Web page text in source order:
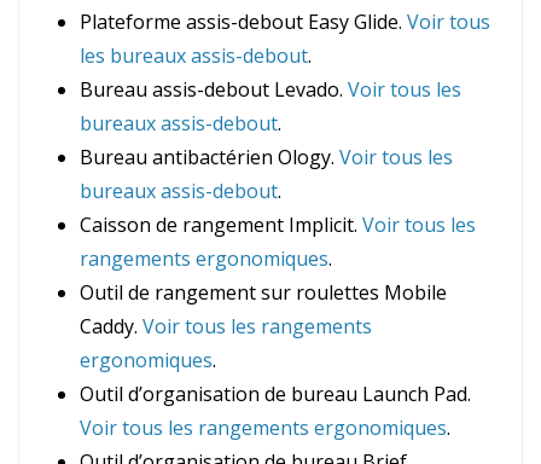
Plateforme assis-debout Easy Glide. Voir tous
les bureaux assis-debout.
Bureau assis-debout Levado. Voir tous les
bureaux assis-debout.
Bureau antibactérien Ology. Voir tous les
bureaux assis-debout.
Caisson de rangement Implicit. Voir tous les
rangements ergonomiques.
Outil de rangement sur roulettes Mobile
Caddy. Voir tous les rangements
ergonomiques.
Outil d’organisation de bureau Launch Pad.
Voir tous les rangements ergonomiques.